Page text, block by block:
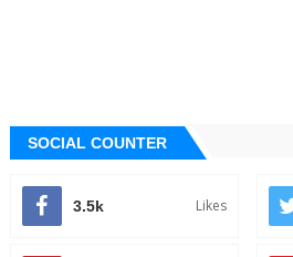
SOCIAL COUNTER
3.5k Likes